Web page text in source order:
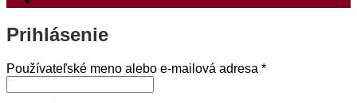
Prihlásenie
Používateľské meno alebo e-mailová adresa *Povinné